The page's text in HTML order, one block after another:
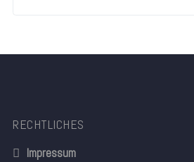
RECHTLICHES
Impressum